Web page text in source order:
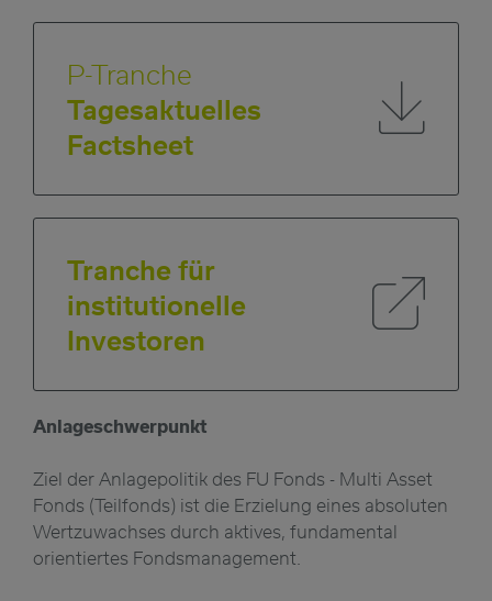
P-Tranche
Tagesaktuelles
Factsheet
Tranche für
institutionelle
Investoren
Anlageschwerpunkt
Ziel der Anlagepolitik des FU Fonds - Multi Asset
Fonds (Teilfonds) ist die Erzielung eines absoluten
Wertzuwachses durch aktives, fundamental
orientiertes Fondsmanagement.